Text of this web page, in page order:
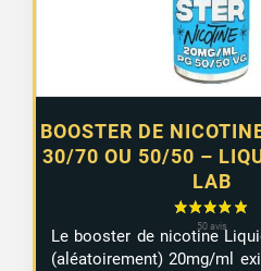
BOOSTER DE
30/70 OU 50/50 –
LAB
7,99
Le booster de nicotine
(aléatoirement) 20mg/ml